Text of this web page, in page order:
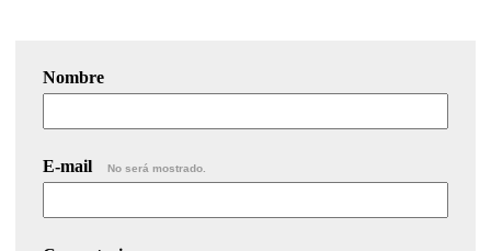
Nombre
E-mail No será mostrado.